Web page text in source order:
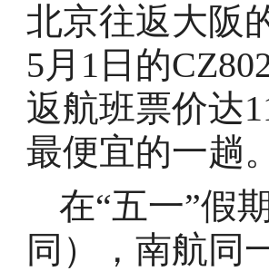
北京往返大阪
5月1日的
返航班票价达
最便宜的一趟。
在“五一”假
同），南航同